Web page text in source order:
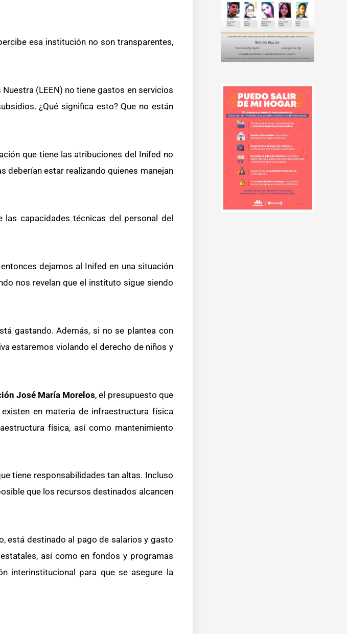
esa institución no son transparentes,
(LEEN) no tiene gastos en servicios
¿Qué significa esto? Que no están
que tiene las atribuciones del Inifed no
deberían estar realizando quienes manejan
capacidades técnicas del personal del
dejamos al Inifed en una situación
nos revelan que el instituto sigue siendo
gastando. Además, si no se plantea con
estaremos violando el derecho de niños y
José María Morelos, el presupuesto que
en materia de infraestructura física
física, así como mantenimiento
tiene responsabilidades tan altas. Incluso
que los recursos destinados alcancen
está destinado al pago de salarios y gasto
así como en fondos y programas
interinstitucional para que se asegure la